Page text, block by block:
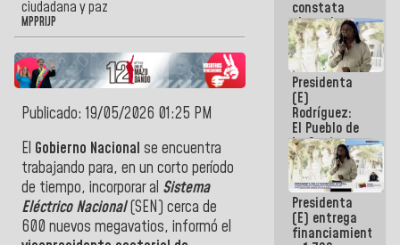
ciudadana y paz
MPPRIJP
Publicado: 19/05/2026 01:25 PM
El Gobierno Nacional se encuentra
trabajando para, en un corto período
de tiempo, incorporar al Sistema
Eléctrico Nacional(SEN) cerca de
600 nuevos megavatios, informó el
constata
obras de
rehabilitación
de Escuela
Militar de
Mamo en La
Guaira
Presidenta
(E)
Rodríguez:
El Pueblo de
La Guaira
siempre
estará
acompañada
por el
Gobierno
Nacional
Presidenta
(E) entrega
financiamientos